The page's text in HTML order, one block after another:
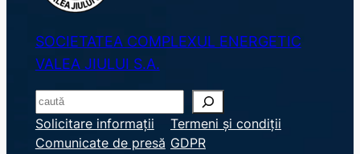
SOCIETATEA COMPLEXUL ENERGETIC
VALEA JIULUI S.A.
S
e
a
Solicitare informații
Comunicate de presă
Termeni și condiții
GDPR